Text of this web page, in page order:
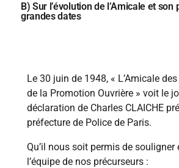
B) Sur l’évolution de l’Amicale et son
grandes dates
Le 30 juin de 1948, « L’Amicale
de la Promotion Ouvrière » voit le
déclaration de Charles CLAICHE
préfecture de Police de Paris.
Qu’il nous soit permis de souligner
l’équipe de nos précurseurs :